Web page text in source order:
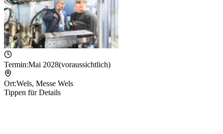
Termin:Mai 2028(voraussichtlich)
Ort:Wels, Messe Wels
Tippen für Details